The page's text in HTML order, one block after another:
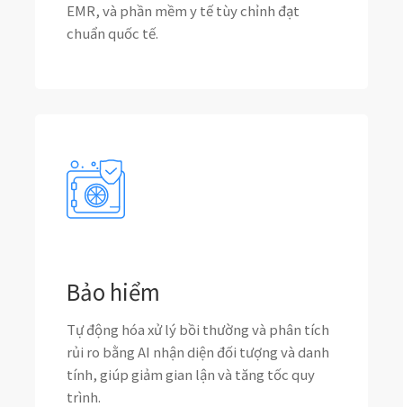
EMR, và phần mềm y tế tùy chỉnh đạt
chuẩn quốc tế.
Bảo hiểm
Tự động hóa xử lý bồi thường và phân tích
rủi ro bằng AI nhận diện đối tượng và danh
tính, giúp giảm gian lận và tăng tốc quy
trình.